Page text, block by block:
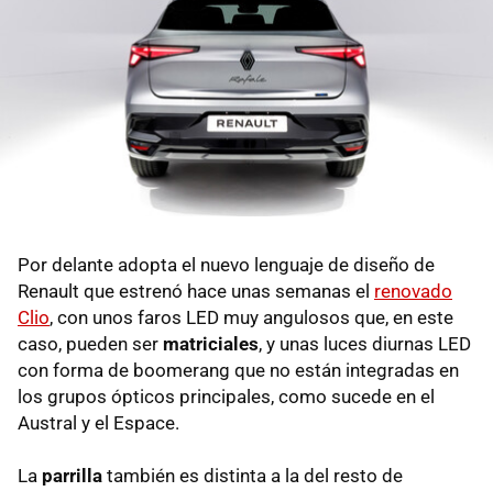
Por delante adopta el nuevo lenguaje de diseño de
Renault que estrenó hace unas semanas el renovado
Clio, con unos faros LED muy angulosos que, en este
caso, pueden ser matriciales, y unas luces diurnas LED
con forma de boomerang que no están integradas en
los grupos ópticos principales, como sucede en el
Austral y el Espace.
La parrilla también es distinta a la del resto de